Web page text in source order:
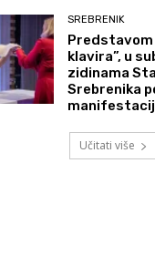
SREBRENIK
Predstavom
klavira”, u
zidinama
Srebrenika
Učitati više